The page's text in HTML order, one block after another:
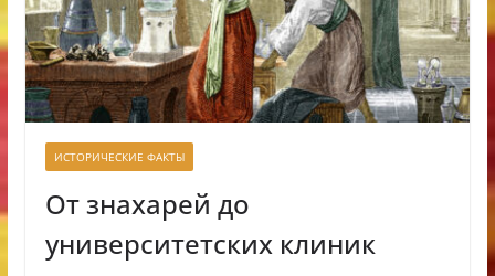
ИСТОРИЧЕСКИЕ ФАКТЫ
От знахарей до
университетских клиник